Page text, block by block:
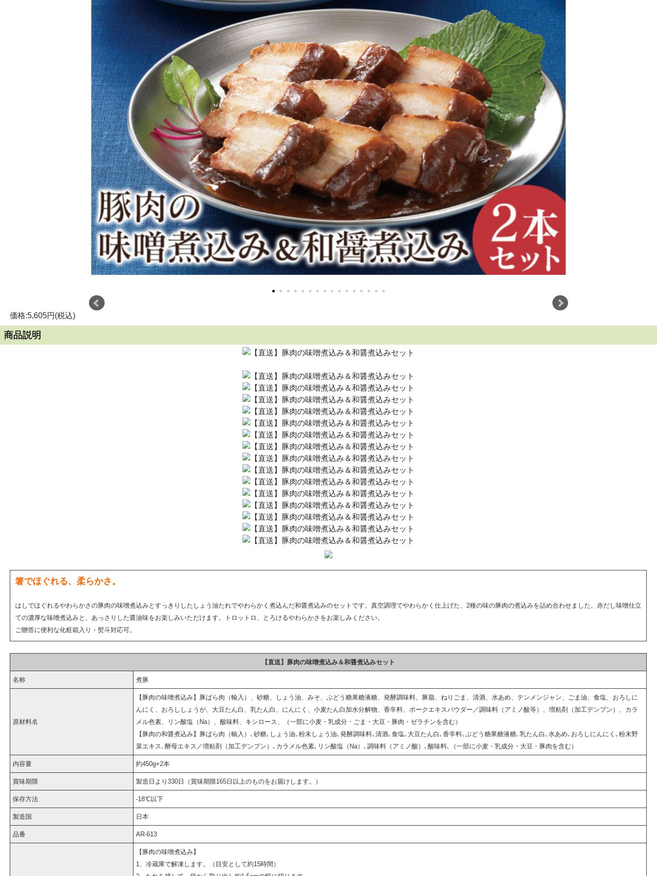
価格:5,605円(税込)
商品説明
箸でほぐれる、柔らかさ。
はしでほぐれるやわらかさの豚肉の味噌煮込みとすっきりしたしょう油たれでやわらかく煮込んだ和醤煮込みのセットです。真空調理でやわらかく仕上げた、2種の味の豚肉の煮込みを詰め合わせました。赤だし味噌仕立
ての濃厚な味噌煮込みと、あっさりした醤油味をお楽しみいただけます。トロットロ、とろけるやわらかさをお楽しみください。
ご贈答に便利な化粧箱入り・熨斗対応可。
【直送】豚肉の味噌煮込み＆和醤煮込みセット
名称 煮豚
原材料名
【豚肉の味噌煮込み】豚ばら肉（輸入）、砂糖、しょう油、みそ、ぶどう糖果糖液糖、発酵調味料、豚脂、ねりごま、清酒、水あめ、テンメンジャン、ごま油、食塩、おろしに
んにく、おろししょうが、大豆たん白、乳たん白、にんにく、小麦たん白加水分解物、香辛料、ポークエキスパウダー／調味料（アミノ酸等）、増粘剤（加工デンプン）、カラ
メル色素、リン酸塩（Na）、酸味料、キシロース、（一部に小麦・乳成分・ごま・大豆・豚肉・ゼラチンを含む）
【豚肉の和醤煮込み】豚ばら肉（輸入）､砂糖､しょう油､粉末しょう油､発酵調味料､清酒､食塩､大豆たん白､香辛料､ぶどう糖果糖液糖､乳たん白､水あめ､おろしにんにく､粉末野
菜エキス､酵母エキス／増粘剤（加工デンプン）､カラメル色素､リン酸塩（Na）､調味料（アミノ酸）､酸味料､（一部に小麦・乳成分・大豆・豚肉を含む）
内容量 約450g×2本
賞味期限 製造日より330日（賞味期限165日以上のものをお届けします。）
保存方法 -18℃以下
製造国 日本
品番 AR-613
【豚肉の味噌煮込み】
1、冷蔵庫で解凍します。（目安として約15時間）